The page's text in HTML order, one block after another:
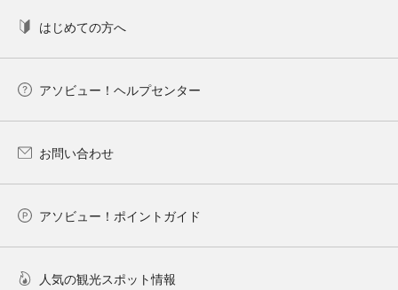
はじめての方へ
アソビュー！ヘルプセンター
お問い合わせ
アソビュー！ポイントガイド
人気の観光スポット情報